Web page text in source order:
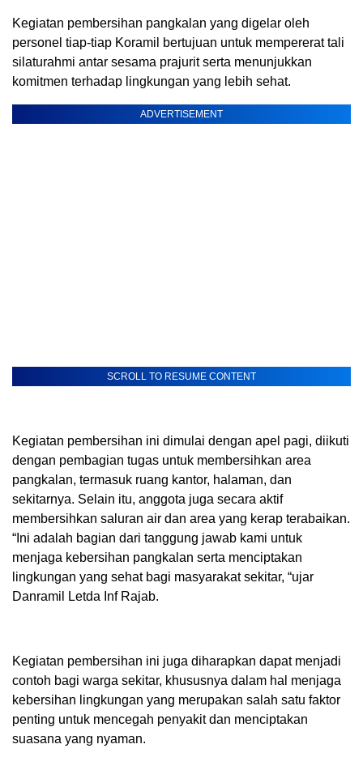
Kegiatan pembersihan pangkalan yang digelar oleh
personel tiap-tiap Koramil bertujuan untuk mempererat tali
silaturahmi antar sesama prajurit serta menunjukkan
komitmen terhadap lingkungan yang lebih sehat.
ADVERTISEMENT
SCROLL TO RESUME CONTENT
Kegiatan pembersihan ini dimulai dengan apel pagi, diikuti
dengan pembagian tugas untuk membersihkan area
pangkalan, termasuk ruang kantor, halaman, dan
sekitarnya. Selain itu, anggota juga secara aktif
membersihkan saluran air dan area yang kerap terabaikan.
“Ini adalah bagian dari tanggung jawab kami untuk
menjaga kebersihan pangkalan serta menciptakan
lingkungan yang sehat bagi masyarakat sekitar, “ujar
Danramil Letda Inf Rajab.
Kegiatan pembersihan ini juga diharapkan dapat menjadi
contoh bagi warga sekitar, khususnya dalam hal menjaga
kebersihan lingkungan yang merupakan salah satu faktor
penting untuk mencegah penyakit dan menciptakan
suasana yang nyaman.